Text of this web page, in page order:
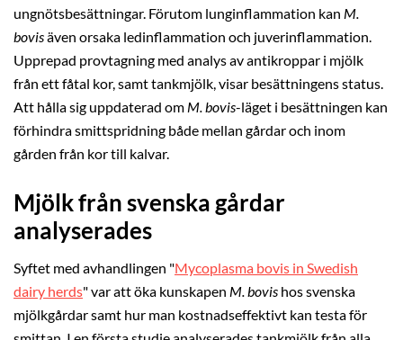
ungnötsbesättningar. Förutom lunginflammation kan M.
bovisäven orsaka ledinflammation och juverinflammation.
Upprepad provtagning med analys av antikroppar i mjölk
från ett fåtal kor, samt tankmjölk, visar besättningens status.
Att hålla sig uppdaterad om M. bovis-läget i besättningen kan
förhindra smittspridning både mellan gårdar och inom
gården från kor till kalvar.
Mjölk från svenska gårdar
analyserades
Syftet med avhandlingen "Mycoplasma bovis in Swedish
dairy herds" var att öka kunskapen M. bovis hos svenska
mjölkgårdar samt hur man kostnadseffektivt kan testa för